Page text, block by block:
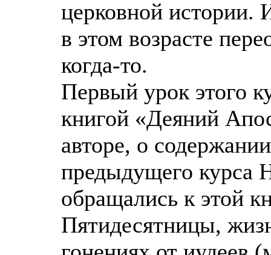
церковной истории.
в этом возрасте
когда-то.
Первый урок этого
книгой «Деяний
авторе, о
предыдущего курса
обращались к этой
Пятидесятницы,